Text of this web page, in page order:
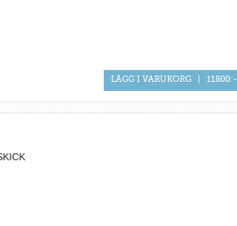
LÄGG I VARUKORG 11800:-